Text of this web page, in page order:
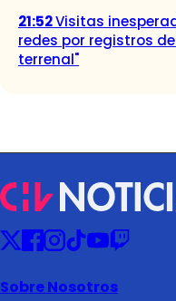
21:52Visitas
redes por registros
terrenal"
Sobre Nosotros